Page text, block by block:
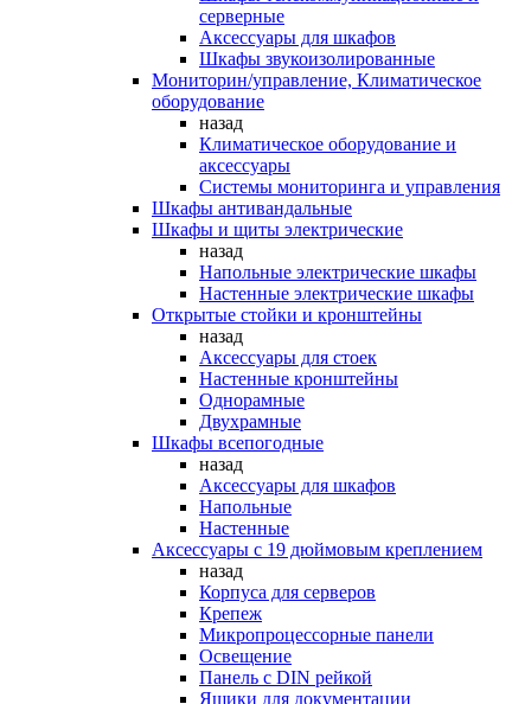
серверные
Аксессуары для шкафов
Шкафы звукоизолированные
Мониторин/управление, Климатическое
оборудование
назад
Климатическое оборудование и
аксессуары
Системы мониторинга и управления
Шкафы антивандальные
Шкафы и щиты электрические
назад
Напольные электрические шкафы
Настенные электрические шкафы
Открытые стойки и кронштейны
назад
Аксессуары для стоек
Настенные кронштейны
Однорамные
Двухрамные
Шкафы всепогодные
назад
Аксессуары для шкафов
Напольные
Настенные
Аксессуары с 19 дюймовым креплением
назад
Корпуса для серверов
Крепеж
Микропроцессорные панели
Освещение
Панель с DIN рейкой
Ящики для документации